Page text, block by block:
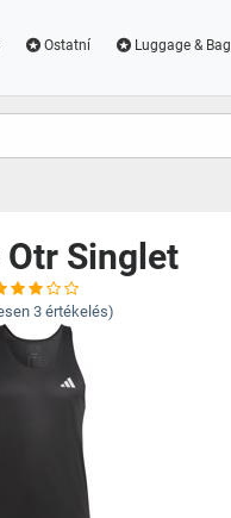
Ostatní Luggage &
Singlet
3 értékelés)